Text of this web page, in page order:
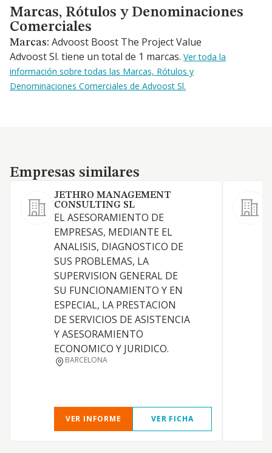
Marcas, Rótulos y Denominaciones Comerciales
Marcas, Rótulos y Denominaciones
Comerciales
Marcas: Advoost Boost The Project Value
Advoost Sl. tiene un total de 1 marcas. Ver toda la
información sobre todas las Marcas, Rótulos y
Denominaciones Comerciales de Advoost Sl.
Empresas similares
Empresas similares
JETHRO MANAGEMENT
CONSULTING SL
EL ASESORAMIENTO DE
EMPRESAS, MEDIANTE EL
ANALISIS, DIAGNOSTICO DE
SUS PROBLEMAS, LA
SUPERVISION GENERAL DE
SU FUNCIONAMIENTO Y EN
ESPECIAL, LA PRESTACION
DE SERVICIOS DE ASISTENCIA
Y ASESORAMIENTO
ECONOMICO Y JURIDICO.
BARCELONA
VER INFORME VER FICHA